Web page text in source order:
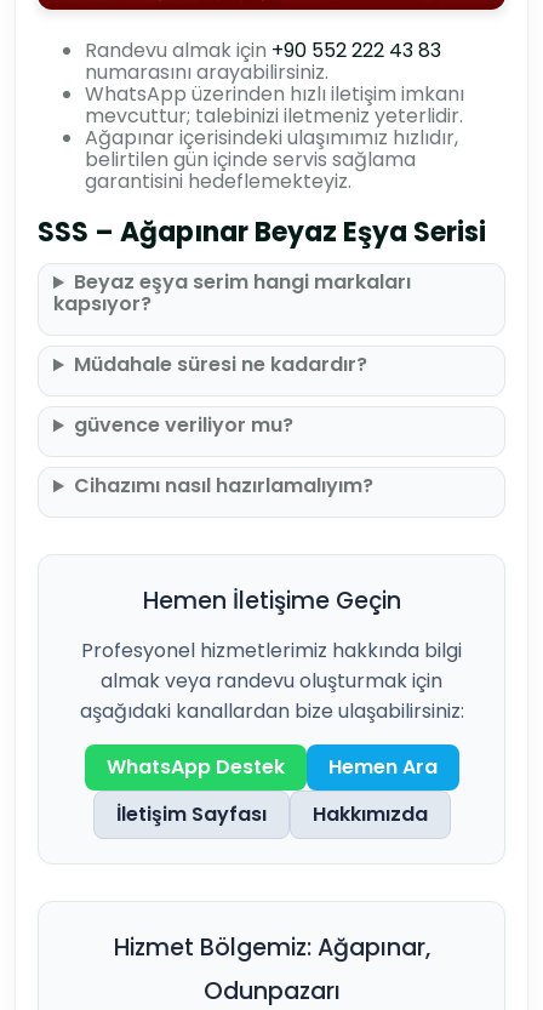
Randevu almak için +90 552 222 43 83
numarasını arayabilirsiniz.
WhatsApp üzerinden hızlı iletişim imkanı
mevcuttur; talebinizi iletmeniz yeterlidir.
Ağapınar içerisindeki ulaşımımız hızlıdır,
belirtilen gün içinde servis sağlama
garantisini hedeflemekteyiz.
SSS – Ağapınar Beyaz Eşya Serisi
Beyaz eşya serim hangi markaları
kapsıyor?
Müdahale süresi ne kadardır?
güvence veriliyor mu?
Cihazımı nasıl hazırlamalıyım?
Hemen İletişime Geçin
Profesyonel hizmetlerimiz hakkında bilgi
almak veya randevu oluşturmak için
aşağıdaki kanallardan bize ulaşabilirsiniz:
WhatsApp Destek
Hemen Ara
İletişim Sayfası
Hakkımızda
Hizmet Bölgemiz: Ağapınar,
Odunpazarı